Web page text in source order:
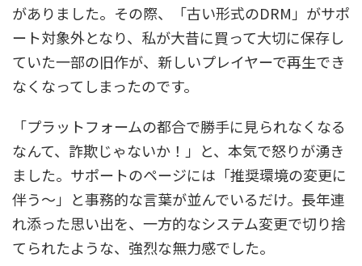
がありました。その際、「古い形式のDRM」がサポ
ート対象外となり、私が大昔に買って大切に保存し
ていた一部の旧作が、新しいプレイヤーで再生でき
なくなってしまったのです。
「プラットフォームの都合で勝手に見られなくなる
なんて、詐欺じゃないか！」と、本気で怒りが湧き
ました。サポートのページには「推奨環境の変更に
伴う〜」と事務的な言葉が並んでいるだけ。長年連
れ添った思い出を、一方的なシステム変更で切り捨
てられたような、強烈な無力感でした。